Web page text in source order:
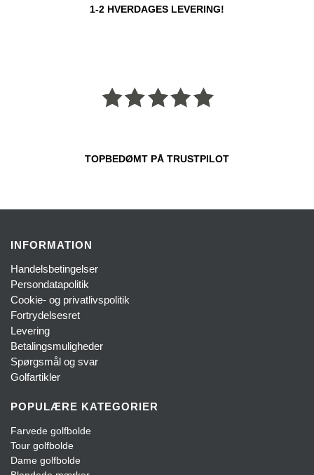
1-2 HVERDAGES LEVERING!
TOPBEDØMT PÅ TRUSTPILOT
INFORMATION
Handelsbetingelser
Persondatapolitik
Cookie- og privatlivspolitik
Fortrydelsesret
Levering
Betalingsmuligheder
Spørgsmål og svar
Golfartikler
POPULÆRE KATEGORIER
Farvede golfbolde
Tour golfbolde
Dame golfbolde